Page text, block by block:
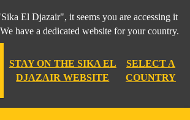
El Djazair", it seems you are accessing it
have a dedicated website for your country.
STAY ON THE SIKA EL
DJAZAIR WEBSITE
SELECT A
COUNTRY
... SikaGrind®-170 MY